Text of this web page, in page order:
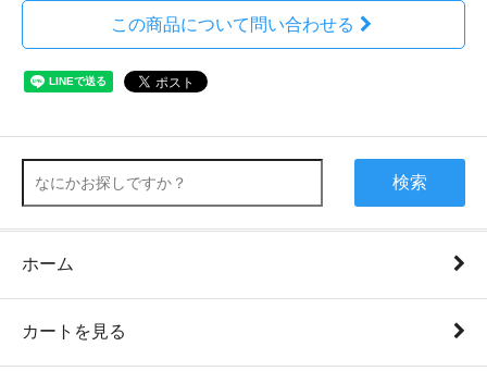
この商品について問い合わせる
検索
ホーム
カートを見る